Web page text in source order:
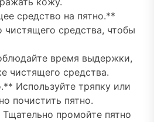
средство на пятно.**
чистящего средства, чтобы
время выдержки,
чистящего средства.
Используйте тряпку или
почистить пятно.
промойте пятно